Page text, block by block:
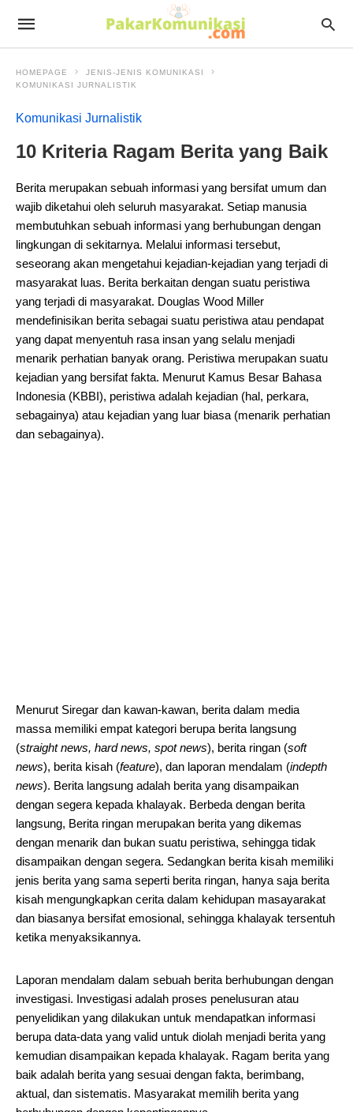
HOMEPAGE
JENIS-JENIS KOMUNIKASI
KOMUNIKASI JURNALISTIK
Komunikasi Jurnalistik
10 Kriteria Ragam Berita yang Baik
Berita merupakan sebuah informasi yang bersifat umum dan
wajib diketahui oleh seluruh masyarakat. Setiap manusia
membutuhkan sebuah informasi yang berhubungan dengan
lingkungan di sekitarnya. Melalui informasi tersebut,
seseorang akan mengetahui kejadian-kejadian yang terjadi di
masyarakat luas. Berita berkaitan dengan suatu peristiwa
yang terjadi di masyarakat. Douglas Wood Miller
mendefinisikan berita sebagai suatu peristiwa atau pendapat
yang dapat menyentuh rasa insan yang selalu menjadi
menarik perhatian banyak orang. Peristiwa merupakan suatu
kejadian yang bersifat fakta. Menurut Kamus Besar Bahasa
Indonesia (KBBI), peristiwa adalah kejadian (hal, perkara,
sebagainya) atau kejadian yang luar biasa (menarik perhatian
dan sebagainya).
Menurut Siregar dan kawan-kawan, berita dalam media
massa memiliki empat kategori berupa berita langsung
(straight news, hard news, spot news), berita ringan (soft
news), berita kisah (feature), dan laporan mendalam (indepth
news). Berita langsung adalah berita yang disampaikan
dengan segera kepada khalayak. Berbeda dengan berita
langsung, Berita ringan merupakan berita yang dikemas
dengan menarik dan bukan suatu peristiwa, sehingga tidak
disampaikan dengan segera. Sedangkan berita kisah memiliki
jenis berita yang sama seperti berita ringan, hanya saja berita
kisah mengungkapkan cerita dalam kehidupan masayarakat
dan biasanya bersifat emosional, sehingga khalayak tersentuh
ketika menyaksikannya.
Laporan mendalam dalam sebuah berita berhubungan dengan
investigasi. Investigasi adalah proses penelusuran atau
penyelidikan yang dilakukan untuk mendapatkan informasi
berupa data-data yang valid untuk diolah menjadi berita yang
kemudian disampaikan kepada khalayak. Ragam berita yang
baik adalah berita yang sesuai dengan fakta, berimbang,
aktual, dan sistematis. Masyarakat memilih berita yang